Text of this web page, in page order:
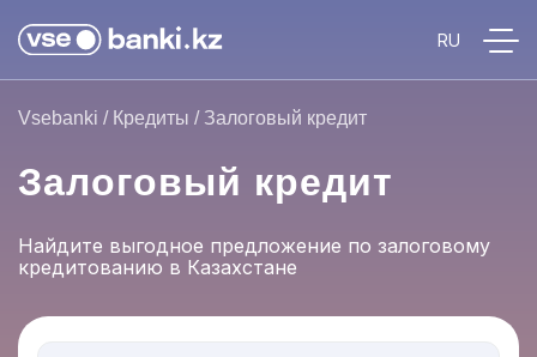
Vsebanki / Кредиты / Залоговый кредит
Залоговый кредит
Найдите выгодное предложение по залоговому
кредитованию в Казахстане